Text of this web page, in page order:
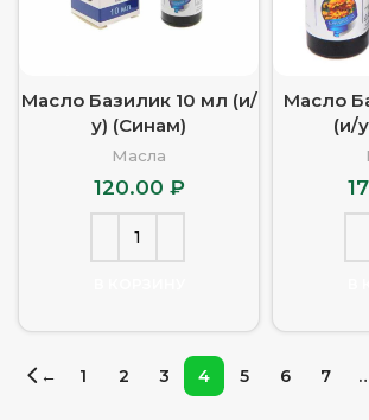
Масло Базилик 10 мл (и/
у) (Синам)
Масла
120.00 ₽
Масло
(и/
← 1 2 3 4 5 6 7